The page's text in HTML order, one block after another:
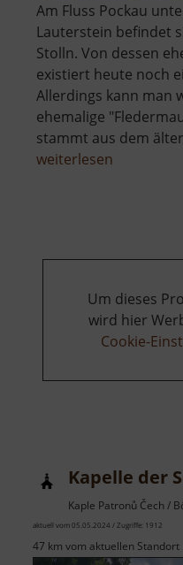
Am Fluss Pockau
Lauterstein befindet
Stolln. Von dessen
existiert heute noch
Allerdings kann man
ehemalige
stammt aus dem
weiterlesen
Um dieses
wird hier
Cookie-
Kapelle der
Kaple Patronů Čech /
aktuell vom 05.05.2024 / Zugriffe: 1912
47 km vom aktuellen Standort